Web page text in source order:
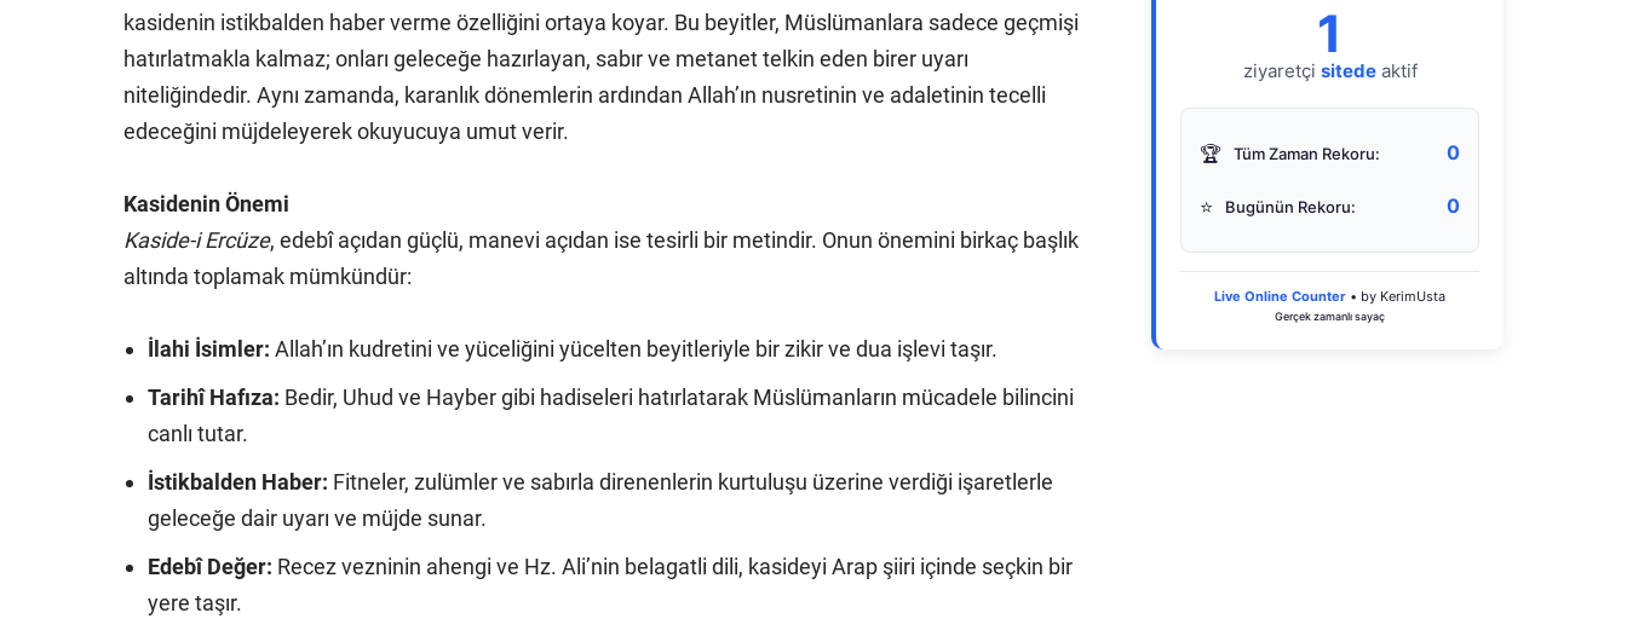
kasidenin istikbalden haber verme özelliğini ortaya koyar. Bu beyitler, Müslümanlara sadece geçmişi
hatırlatmakla kalmaz; onları geleceğe hazırlayan, sabır ve metanet telkin eden birer uyarı
niteliğindedir. Aynı zamanda, karanlık dönemlerin ardından Allah’ın nusretinin ve adaletinin tecelli
edeceğini müjdeleyerek okuyucuya umut verir.
Kasidenin Önemi
Kaside-i Ercüze, edebî açıdan güçlü, manevi açıdan ise tesirli bir metindir. Onun önemini birkaç başlık
altında toplamak mümkündür:
İlahi İsimler: Allah’ın kudretini ve yüceliğini yücelten beyitleriyle bir zikir ve dua işlevi taşır.
Tarihî Hafıza: Bedir, Uhud ve Hayber gibi hadiseleri hatırlatarak Müslümanların mücadele bilincini
canlı tutar.
İstikbalden Haber: Fitneler, zulümler ve sabırla direnenlerin kurtuluşu üzerine verdiği işaretlerle
geleceğe dair uyarı ve müjde sunar.
Edebî Değer: Recez vezninin ahengi ve Hz. Ali’nin belagatli dili, kasideyi Arap şiiri içinde seçkin bir
yere taşır.
1
ziyaretçi sitedeaktif
🏆 Tüm Zaman Rekoru: 0
⭐ Bugünün Rekoru: 0
Live Online Counter • by KerimUsta
Gerçek zamanlı sayaç